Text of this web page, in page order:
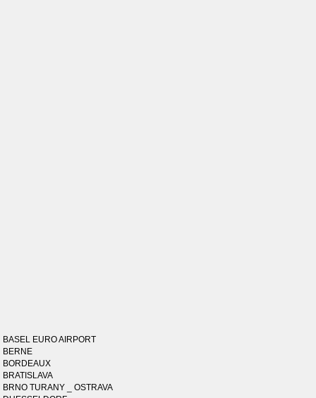
BASEL EURO AIRPORT
BERNE
BORDEAUX
BRATISLAVA
BRNO TURANY _ OSTRAVA